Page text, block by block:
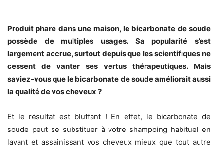
Produit phare dans une maison, le bicarbonate de soude
possède de multiples usages. Sa popularité s’est
largement accrue, surtout depuis que les scientifiques ne
cessent de vanter ses vertus thérapeutiques. Mais
saviez-vous que le bicarbonate de soude améliorait aussi
la qualité de vos cheveux ?
Et le résultat est bluffant ! En effet, le bicarbonate de
soude peut se substituer à votre shampoing habituel en
lavant et assainissant vos cheveux mieux que tout autre